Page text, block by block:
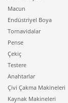
Macun
Endüstriyel Boya
Tornavidalar
Pense
Çekiç
Testere
Anahtarlar
Çivi Çakma Makineleri
Kaynak Makineleri